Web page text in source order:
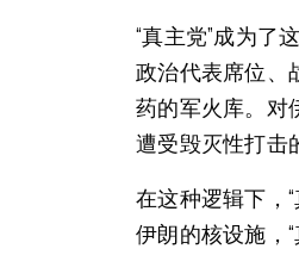
“真主党”成为了
政治代表席位、
药的军火库。对
遭受毁灭性打击
在这种逻辑下，
伊朗的核设施，